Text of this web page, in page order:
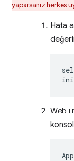
yaparsanız herkes
Hata
Web